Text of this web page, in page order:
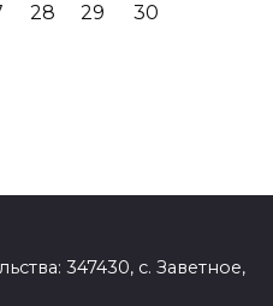
28 29
30
347430, с. Заветное,